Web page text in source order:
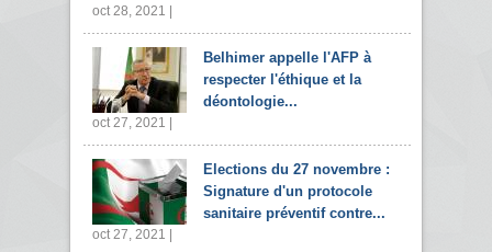
oct 28, 2021 |
Belhimer appelle l'AFP à
respecter l'éthique et la
déontologie...
oct 27, 2021 |
Elections du 27 novembre :
Signature d'un protocole
sanitaire préventif contre...
oct 27, 2021 |